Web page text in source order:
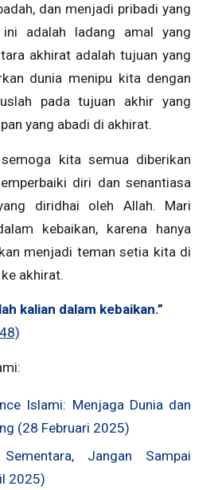
dan menjadi pribadi yang
adalah ladang amal yang
akhirat adalah tujuan yang
dunia menipu kita dengan
pada tujuan akhir yang
yang abadi di akhirat.
kita semua diberikan
diri dan senantiasa
diridhai oleh Allah. Mari
kebaikan, karena hanya
menjadi teman setia kita di
akhirat.
kalian dalam kebaikan.”
Islami: Menjaga Dunia dan
(28 Februari 2025)
Jangan Sampai
2025)